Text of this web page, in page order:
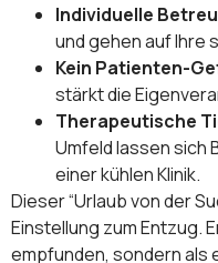
Individuelle
und gehen auf Ihre
Kein Patienten-
stärkt die
Therapeutische
Umfeld lassen sich
einer kühlen Klinik.
Dieser “Urlaub von der
Einstellung zum Entzug.
empfunden, sondern als